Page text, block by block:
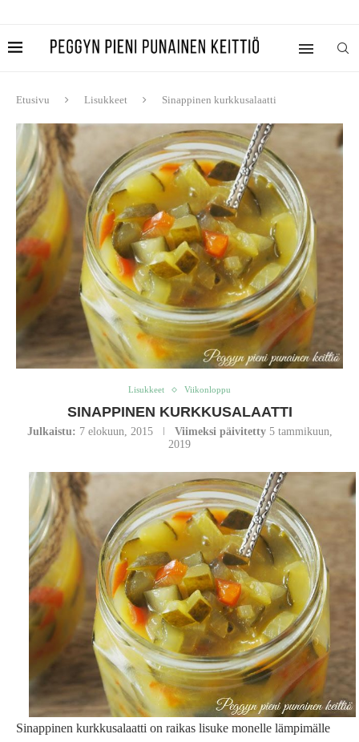
Etusivu Lisukkeet Sinappinen kurkkusalaatti
Lisukkeet Viikonloppu
SINAPPINEN KURKKUSALAATTI
Julkaistu: 7 elokuun, 2015 Viimeksi päivitetty 5 tammikuun,
2019
Sinappinen kurkkusalaatti on raikas lisuke monelle lämpimälle